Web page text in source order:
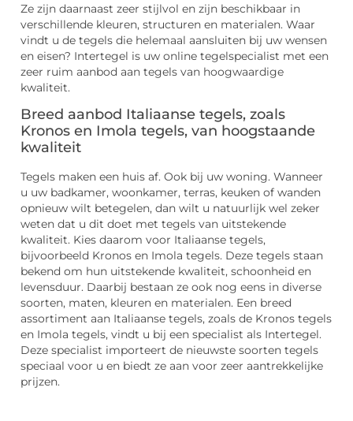
Ze zijn daarnaast zeer stijlvol en zijn beschikbaar in
verschillende kleuren, structuren en materialen. Waar
vindt u de tegels die helemaal aansluiten bij uw wensen
en eisen? Intertegel is uw online tegelspecialist met een
zeer ruim aanbod aan tegels van hoogwaardige
kwaliteit.
Breed aanbod Italiaanse tegels, zoals
Kronos en Imola tegels, van hoogstaande
kwaliteit
Tegels maken een huis af. Ook bij uw woning. Wanneer
u uw badkamer, woonkamer, terras, keuken of wanden
opnieuw wilt betegelen, dan wilt u natuurlijk wel zeker
weten dat u dit doet met tegels van uitstekende
kwaliteit. Kies daarom voor Italiaanse tegels,
bijvoorbeeld Kronos en Imola tegels. Deze tegels staan
bekend om hun uitstekende kwaliteit, schoonheid en
levensduur. Daarbij bestaan ze ook nog eens in diverse
soorten, maten, kleuren en materialen. Een breed
assortiment aan Italiaanse tegels, zoals de Kronos tegels
en Imola tegels, vindt u bij een specialist als Intertegel.
Deze specialist importeert de nieuwste soorten tegels
speciaal voor u en biedt ze aan voor zeer aantrekkelijke
prijzen.